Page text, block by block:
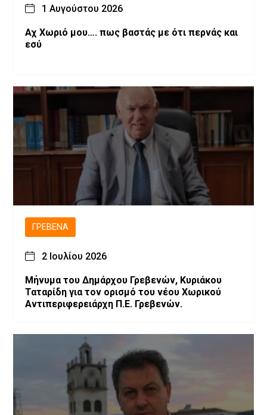
1 Αυγούστου 2026
Αχ Χωριό μου…. πως βαστάς με ότι περνάς και
εσύ
ΓΡΕΒΕΝΆ
2 Ιουλίου 2026
Μήνυμα του Δημάρχου Γρεβενών, Κυριάκου
Ταταρίδη για τον ορισμό του νέου Χωρικού
Αντιπεριφερειάρχη Π.Ε. Γρεβενών.